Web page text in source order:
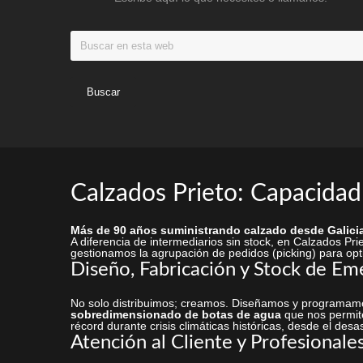
Buscar
en
web
Calzados Prieto:
Más de 90 años suministrando calzado desde
A diferencia de intermediarios sin stock, en Calzados
gestionamos la agrupación de pedidos (picking) para
Diseño, Fabricación y Stock de
No solo distribuimos; creamos. Diseñamos y
sobredimensionado de botas de agua que nos
récord durante crisis climáticas históricas, desde el
Atención al Cliente y